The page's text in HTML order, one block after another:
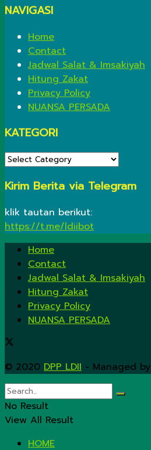
NAVIGASI
Home
Contact
Jadwal Salat & Imsakiyah
Hitung Zakat
Privacy Policy
NUANSA PERSADA
KATEGORI
KATEGORI
Kirim Berita via Telegram
klik tautan berikut:
https://t.me/ldiibot
Home
Contact
Jadwal Salat & Imsakiyah
Hitung Zakat
Privacy Policy
NUANSA PERSADA
© 2020 DPP LDII - Managed by
No Result
View All Result
HOME